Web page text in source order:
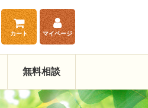
カート マイページ
無料相談